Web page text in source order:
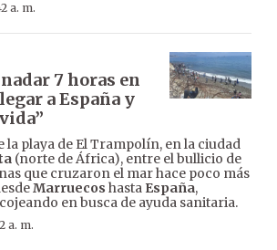
a. m.
7 horas en
a España y
la playa de El Trampolín, en la ciudad
(norte de África), entre el bullicio de
que cruzaron el mar hace poco más
Marruecos hasta España,
en busca de ayuda sanitaria.
a. m.